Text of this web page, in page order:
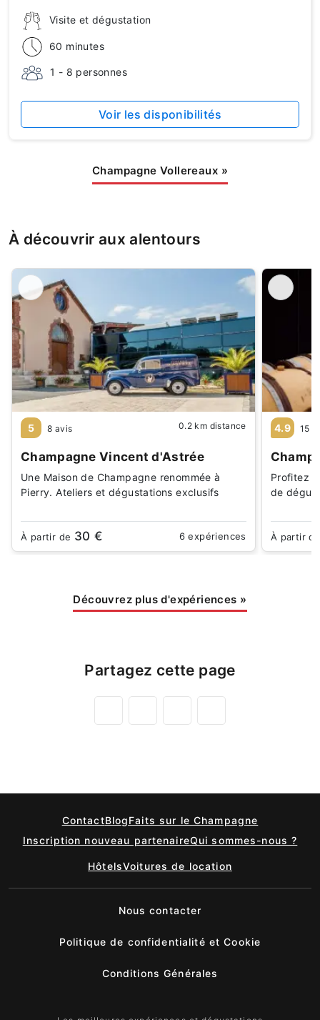
Visite et dégustation
60 minutes
1 - 8 personnes
Voir les disponibilités
Champagne Vollereaux »
À découvrir aux alentours
5 8 avis 0.2 km distance
Champagne Vincent d'Astrée
Une Maison de Champagne renommée à
Pierry. Ateliers et dégustations exclusifs
À partir de 30 € 6 expériences
4.9 15
Profitez
de
À partir
Découvrez plus d'expériences »
Partagez cette page
ContactBlogFaits sur le Champagne
Inscription nouveau partenaireQui sommes-nous ?
HôtelsVoitures de location
Nous contacter
Politique de confidentialité et Cookie
Conditions Générales